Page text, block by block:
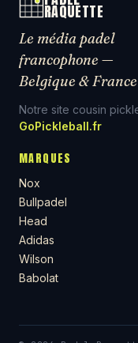
RAQUETTE
Le média padel
francophone —
Belgique & France
Notre site cousin
GoPickleball.fr
MARQUES
Nox
Bullpadel
Head
Adidas
Wilson
Babolat